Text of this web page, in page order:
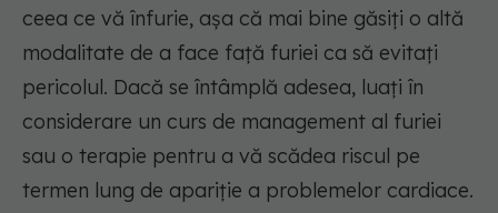
ceea ce vă înfurie, așa că mai bine găsiți o altă
modalitate de a face față furiei ca să evitați
pericolul. Dacă se întâmplă adesea, luați în
considerare un curs de management al furiei
sau o terapie pentru a vă scădea riscul pe
termen lung de apariție a problemelor cardiace.